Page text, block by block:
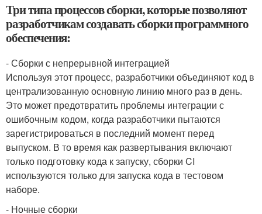
Три типа процессов сборки, которые позволяют
разработчикам создавать сборки программного
обеспечения:
- Сборки с непрерывной интеграцией
Используя этот процесс, разработчики объединяют код в
централизованную основную линию много раз в день.
Это может предотвратить проблемы интеграции с
ошибочным кодом, когда разработчики пытаются
зарегистрироваться в последний момент перед
выпуском. В то время как развертывания включают
только подготовку кода к запуску, сборки CI
используются только для запуска кода в тестовом
наборе.
- Ночные сборки